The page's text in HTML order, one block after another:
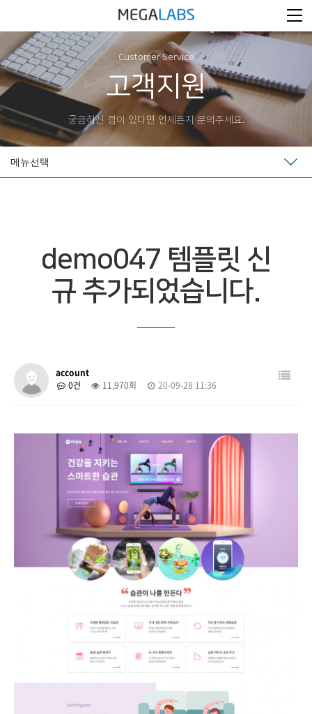
Customer Service
고객지원
궁금하신 점이 있다면 언제든지 문의주세요.
메뉴선택
demo047 템플릿 신
규 추가되었습니다.
account
0건
11,970회 20-09-28 11:36